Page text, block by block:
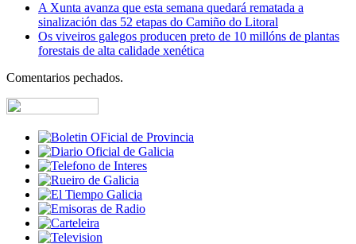
A Xunta avanza que esta semana quedará rematada a
sinalización das 52 etapas do Camiño do Litoral
Os viveiros galegos producen preto de 10 millóns de plantas
forestais de alta calidade xenética
Comentarios pechados.